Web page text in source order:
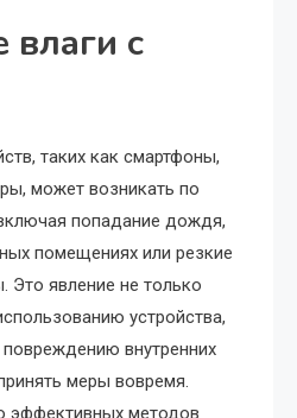
влаги с
таких как смартфоны,
может возникать по
попадание дождя,
помещениях или резкие
Это явление не только
устройства,
внутренних
меры вовремя.
эффективных методов